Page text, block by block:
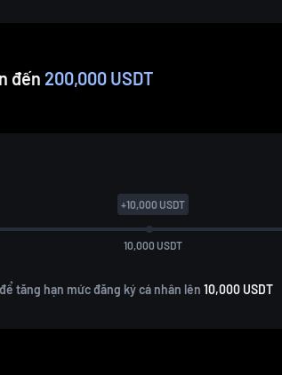
đến 200,000 USDT
10,000 USDT
+10,000 USDT
tăng hạn mức đăng ký cá nhân lên 10,000 USDT